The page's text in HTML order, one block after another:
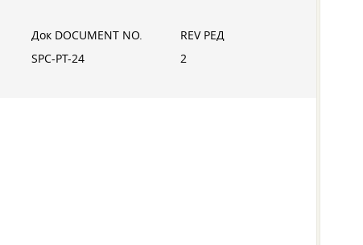
Док DOCUMENT NO.
SPC-PT-24
REV РЕД
2